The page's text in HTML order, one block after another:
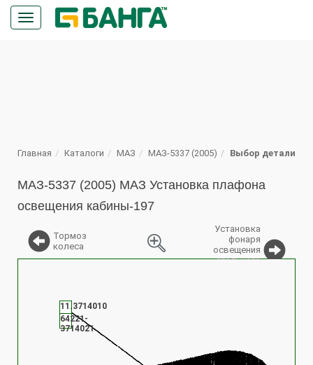
Кнопка
меню
Главная Каталоги МАЗ МАЗ-5337 (2005) Выбор детали
МАЗ-5337 (2005) МАЗ Установка плафона
освещения кабины-197
Тормоз
колеса
Установка
фонаря
освещения
спального
11.3714010
64221-
3714021